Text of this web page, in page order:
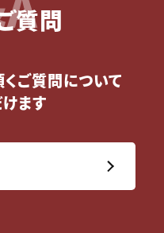
質問
ご質問について
ます